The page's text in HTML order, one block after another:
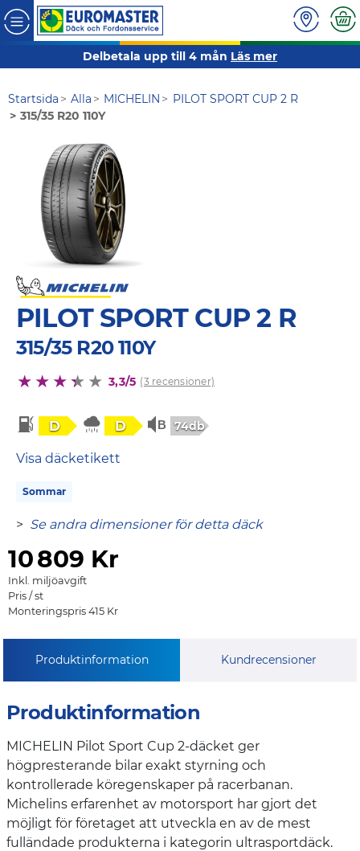
Delbetala upp till 4 mån Läs mer
Startsida Alla MICHELIN
PILOT SPORT CUP 2 R
315/35 R20 110Y
PILOT SPORT CUP 2 R
315/35 R20 110Y
3,3/5 (3 recensioner)
D D 74db
Visa däcketikett
Sommar
> Se andra dimensioner för detta däck
10809 Kr
Inkl. miljöavgift
Pris / st
Monteringspris 415 Kr
Produktinformation Kundrecensioner
Produktinformation
MICHELIN Pilot Sport Cup 2-däcket ger
högpresterande bilar exakt styrning och
kontrollerade köregenskaper på racerbanan.
Michelins erfarenhet av motorsport har gjort det
möjligt för företaget att utveckla en av de mest
fulländade produkterna i kategorin ultrasportdäck.